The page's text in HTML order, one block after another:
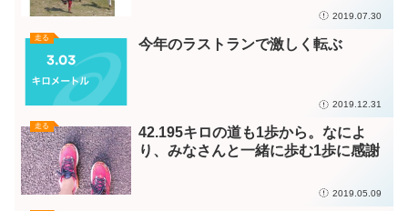
2019.07.30
走る 今年のラストランで激しく転ぶ
2019.12.31
走る
42.195キロの道も1歩から。なによ
り、みなさんと一緒に歩む1歩に感謝
2019.05.09